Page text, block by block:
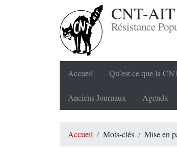
CNT-AIT
Résistance
Accueil Qu’est ce que la
Anciens Journaux Agenda
Accueil Mots-clés Mise en